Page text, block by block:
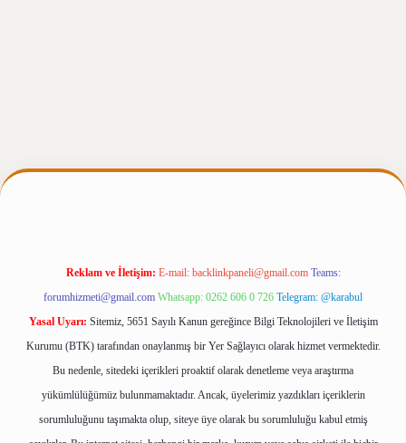
betexpergir.net
Reklam ve İletişim: E-mail: backlinkpaneli@gmail.com Teams:
forumhizmeti@gmail.com Whatsapp: 0262 606 0 726 Telegram: @karabul
Yasal Uyarı: Sitemiz, 5651 Sayılı Kanun gereğince Bilgi Teknolojileri ve İletişim
Kurumu (BTK) tarafından onaylanmış bir Yer Sağlayıcı olarak hizmet vermektedir.
Bu nedenle, sitedeki içerikleri proaktif olarak denetleme veya araştırma
yükümlülüğümüz bulunmamaktadır. Ancak, üyelerimiz yazdıkları içeriklerin
sorumluluğunu taşımakta olup, siteye üye olarak bu sorumluluğu kabul etmiş